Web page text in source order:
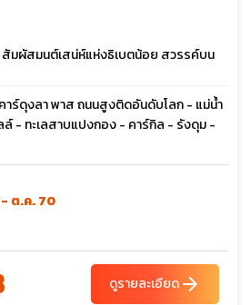
สัมผัสมนต์เสน่ห์แห่งธิเบตน้อย สวรรค์บน
าร์ดุงลา พาส ถนนสูงติดอันดับโลก - แม่น้ำ
- ทะเลสาบแปงกอง - คาร์กิล - รังดุม -
- ต.ค. 70
ดูรายละเอียดarrow_forward